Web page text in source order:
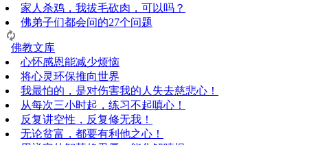
家人杀鸡，我拔毛砍肉，可以吗？
佛弟子们都会问的27个问题
佛教文库
心怀感恩能减少烦恼
将心灵环保推向世界
我最怕的，是对伤害我的人失去慈悲心！
从每次三小时起，练习不起嗔心！
反复讲空性，反复修无我！
无论贫富，都要有利他之心！